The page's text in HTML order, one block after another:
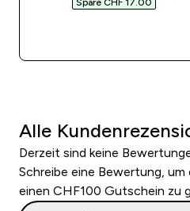
Alle
Derzeit sind keine
Schreibe eine Bewertung, um
einen CHF100 Gutschein zu